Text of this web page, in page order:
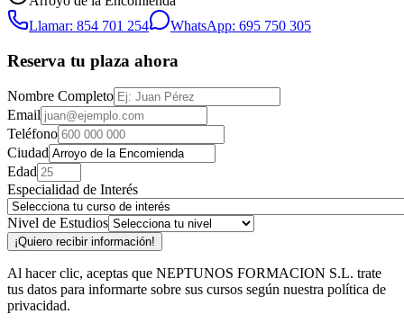
Llamar: 854 701 254
WhatsApp: 695 750 305
Reserva tu plaza ahora
Nombre Completo
Email
Teléfono
Ciudad
Edad
Especialidad de Interés
Nivel de Estudios
¡Quiero recibir información!
Al hacer clic, aceptas que NEPTUNOS FORMACION S.L. trate
tus datos para informarte sobre sus cursos según nuestra política de
privacidad.